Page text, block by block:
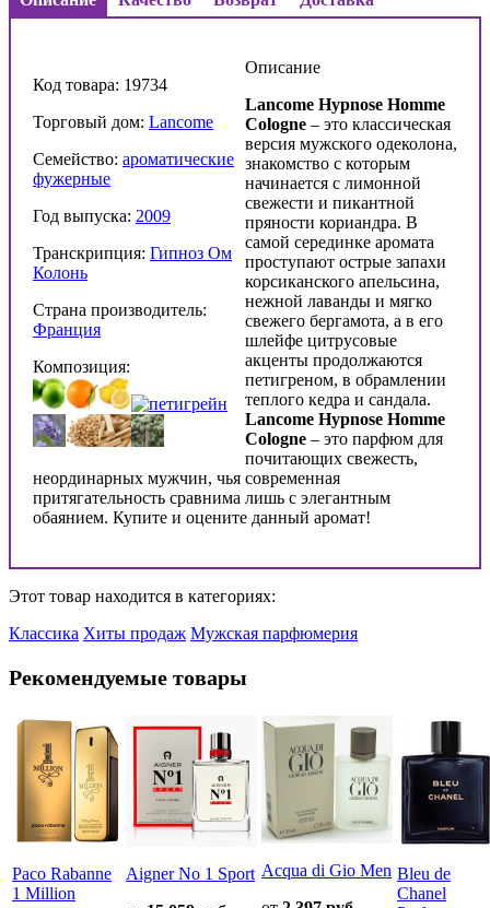
Код товара: 19734
Торговый дом: Lancome
Семейство: ароматические
фужерные
Год выпуска: 2009
Транскрипция: Гипноз Ом
Колонь
Страна производитель:
Франция
Композиция:
Описание
Lancome Hypnose Homme
Cologne – это классическая
версия мужского одеколона,
знакомство с которым
начинается с лимонной
свежести и пикантной
пряности кориандра. В
самой серединке аромата
проступают острые запахи
корсиканского апельсина,
нежной лаванды и мягко
свежего бергамота, а в его
шлейфе цитрусовые
акценты продолжаются
петигреном, в обрамлении
теплого кедра и сандала.
Lancome Hypnose Homme
Cologne – это парфюм для
почитающих свежесть,
неординарных мужчин, чья современная
притягательность сравнима лишь с элегантным
обаянием. Купите и оцените данный аромат!
Этот товар находится в категориях:
Классика Хиты продаж Мужская парфюмерия
Рекомендуемые товары
Paco Rabanne
1 Million
Aigner No 1 Sport Acqua di Gio Men Bleu de
Chanel